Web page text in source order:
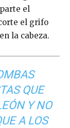
el
el grifo
la cabeza.
QUE
Y NO
A LOS